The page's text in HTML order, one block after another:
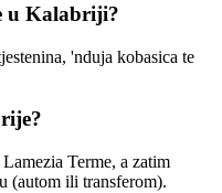
u Kalabriji?
'nduja kobasica te
Terme, a zatim
(autom ili transferom).